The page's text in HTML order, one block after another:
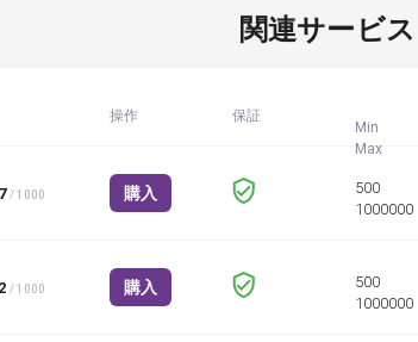
関連サービス
操作 保証
Min
Max
/ 1000 購入
500
1000000
/ 1000 購入
500
1000000